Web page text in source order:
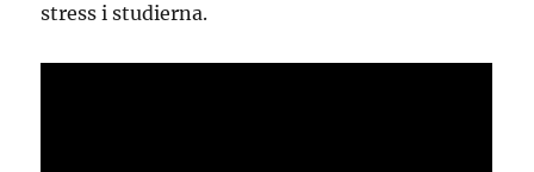
stress i studierna.